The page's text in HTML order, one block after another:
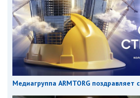
Медиагруппа ARMTORG поздравляет